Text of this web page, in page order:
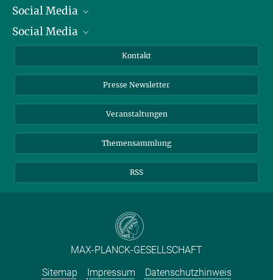
Präsident
Zahlen und Fakten
Meldestelle Fehlverhalten
Social Media
Bluesky
TikTok
Social Media
Instagram
YouTube
Kontakt
Presse Newsletter
Veranstaltungen
Themensammlung
RSS
MAX-PLANCK-GESELLSCHAFT
Sitemap
Impressum Datenschutzhinweis